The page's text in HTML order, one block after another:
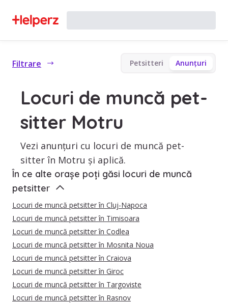
Filtrare Petsitteri Anunțuri
Locuri de muncă pet-
sitter Motru
Vezi anunțuri cu locuri de muncă pet-
sitter în Motru și aplică.
În ce alte orașe poți găsi locuri de muncă
petsitter
Locuri de muncă petsitter în Cluj-Napoca
Locuri de muncă petsitter în Timisoara
Locuri de muncă petsitter în Codlea
Locuri de muncă petsitter în Mosnita Noua
Locuri de muncă petsitter în Craiova
Locuri de muncă petsitter în Giroc
Locuri de muncă petsitter în Targoviste
Locuri de muncă petsitter în Rasnov